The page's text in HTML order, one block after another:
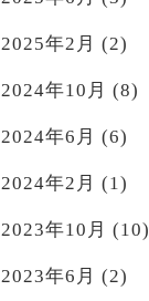
2025年2月 (2)
2024年10月 (8)
2024年6月 (6)
2024年2月 (1)
2023年10月 (10)
2023年6月 (2)